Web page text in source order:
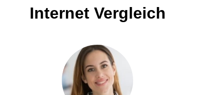
Internet Vergleich